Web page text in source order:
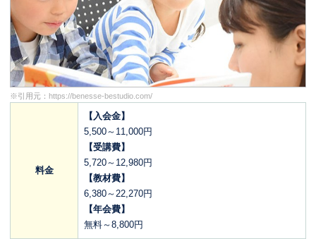
※引用元： https://benesse-bestudio.com/
料金
【入会金】
5,500～11,000円
【受講費】
5,720～12,980円
【教材費】
6,380～22,270円
【年会費】
無料～8,800円